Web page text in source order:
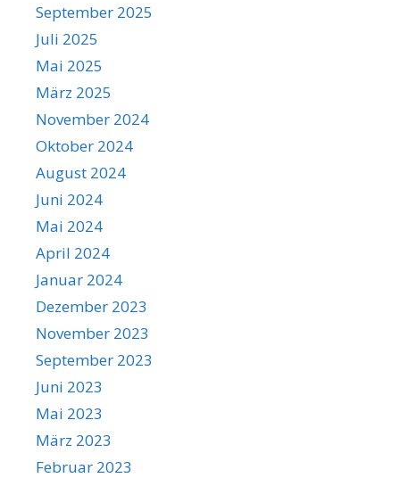
September 2025
Juli 2025
Mai 2025
März 2025
November 2024
Oktober 2024
August 2024
Juni 2024
Mai 2024
April 2024
Januar 2024
Dezember 2023
November 2023
September 2023
Juni 2023
Mai 2023
März 2023
Februar 2023